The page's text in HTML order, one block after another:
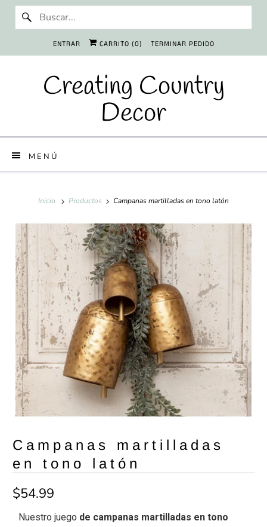
ENTRAR CARRITO (0) TERMINAR PEDIDO
Creating Country
Decor
MENÚ
Inicio Productos Campanas martilladas en tono latón
Campanas martilladas
en tono latón
$54.99
Nuestro juego de campanas martilladas en tono